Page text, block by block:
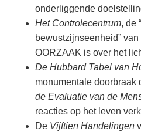
onderliggende
Het Controlecentrum, de
bewustzijnseenheid”
OORZAAK is over het
De Hubbard Tabel van
monumentale doorbraak
de Evaluatie van de
reacties op het leven
De Vijftien Handelingen